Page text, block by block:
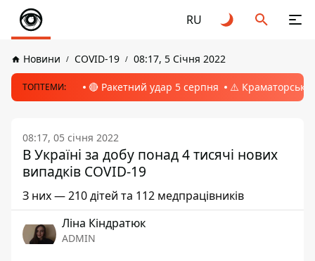
RU
Новини COVID-19 08:17, 5 Січня 2022
ТОПТЕМИ: 🔴 Ракетний удар 5 серпня ⚠️ Краматорськ,
08:17, 05 січня 2022
В Україні за добу понад 4 тисячі нових
випадків COVID-19
З них — 210 дітей та 112 медпрацівників
Ліна Кіндратюк
ADMIN